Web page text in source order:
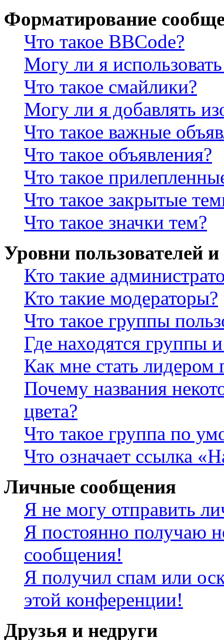
Форматирование
Что такое BBCode?
Могу ли я
Что такое смайлики?
Могу ли я добавлять
Что такое важные
Что такое объявления?
Что такое
Что такое закрытые
Что такое значки тем?
Уровни пользователей
Кто такие
Кто такие модераторы?
Что такое группы
Где находятся группы
Как мне стать лидером
Почему названия
цвета?
Что такое группа по
Что означает ссылка
Личные сообщения
Я не могу отправить
Я постоянно получаю
сообщения!
Я получил спам или
этой конференции!
Друзья и недруги